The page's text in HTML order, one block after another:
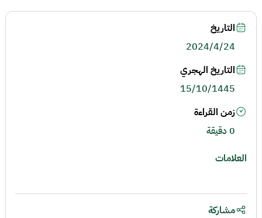
التاريخ
2024/4/24
التاريخ الهجري
15/10/1445
زمن القراءة
0 دقيقة
العلامات
مشاركة